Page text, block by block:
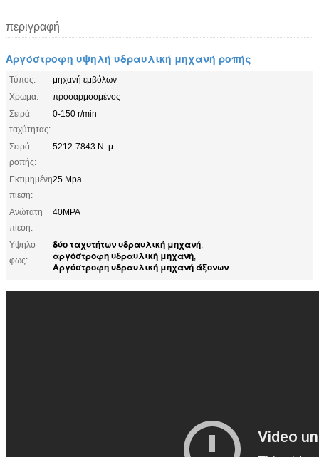
περιγραφή
Αργόστροφη υψηλή υδραυλική μηχανή ροπής
Τύπος:
μηχανή εμβόλων
Χρώμα:
προσαρμοσμένος
Σειρά
ταχύτητας:
0-150 r/min
Σειρά
ροπής:
5212-7843 Ν. μ
Εκτιμημένη
πίεση:
25 Mpa
Ανώτατη
πίεση:
40MPA
Υψηλό
φως:
δύο ταχυτήτων υδραυλική μηχανή,
αργόστροφη υδραυλική μηχανή,
Αργόστροφη υδραυλική μηχανή άξονων